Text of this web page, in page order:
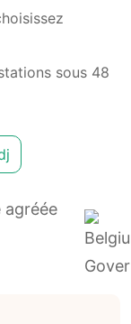
sous 48